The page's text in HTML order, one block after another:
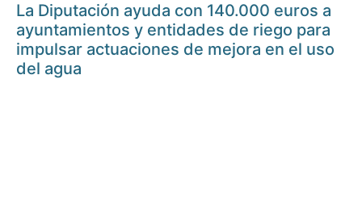
La Diputación ayuda con 140.000 euros a
ayuntamientos y entidades de riego para
impulsar actuaciones de mejora en el uso
del agua